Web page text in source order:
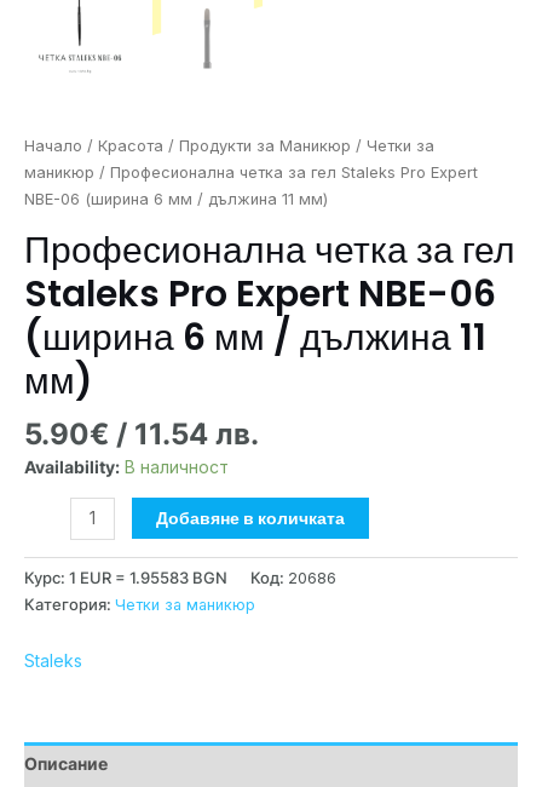
Начало / Красота / Продукти за Маникюр / Четки за
маникюр / Професионална четка за гел Staleks Pro Expert
NBE-06 (ширина 6 мм / дължина 11 мм)
Професионална четка за гел
Staleks Pro Expert NBE-06
(ширина 6 мм / дължина 11
мм)
5.90€ / 11.54 лв.
Availability: В наличност
Добавяне в количката
Курс: 1 EUR = 1.95583 BGN Код: 20686
Категория: Четки за маникюр
Staleks
Описание